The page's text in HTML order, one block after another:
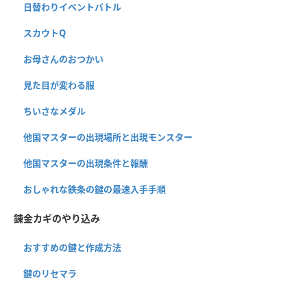
日替わりイベントバトル
スカウトQ
お母さんのおつかい
見た目が変わる服
ちいさなメダル
他国マスターの出現場所と出現モンスター
他国マスターの出現条件と報酬
おしゃれな鉄条の鍵の最速入手手順
錬金カギのやり込み
おすすめの鍵と作成方法
鍵のリセマラ